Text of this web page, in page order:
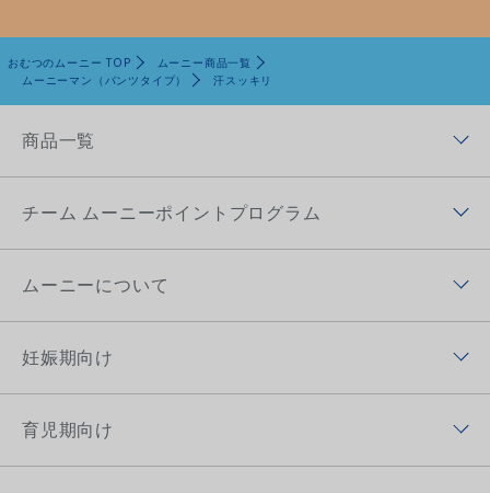
おむつのムーニー TOP
ムーニー商品一覧
ムーニーマン（パンツタイプ）
汗スッキリ
商品一覧
ムーニーマン（パンツ）
オヤスミマン
チーム ムーニーポイントプログラム
ムーニーポイントについて
チーム ムーニーポイントプログラムサイト
プレゼントキャンペーン
ムーニーについて
ムーニーの歴史
ムーニーちゃんのひみつ
ムーニーの思い
妊娠期向け
初めて妊娠した方へ
育児期向け